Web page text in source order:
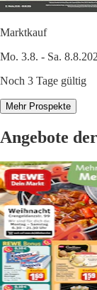
Marktkauf
Mo. 3.8. - Sa.
Noch 3 Tage gültig
Mehr Prospekte
Angebote